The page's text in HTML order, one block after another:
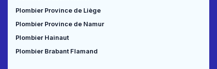
Plombier Province de Liège
Plombier Province de Namur
Plombier Hainaut
Plombier Brabant Flamand